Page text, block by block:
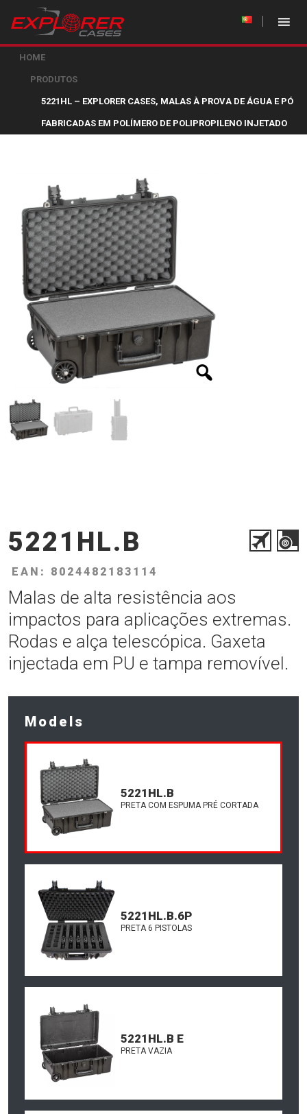
HOME
PRODUTOS
5221HL – EXPLORER CASES, MALAS À PROVA DE ÁGUA E PÓ
FABRICADAS EM POLÍMERO DE POLIPROPILENO INJETADO
5221HL.B
EAN: 8024482183114
Malas de alta resistência aos
impactos para aplicações extremas.
Rodas e alça telescópica. Gaxeta
injectada em PU e tampa removível.
Models
5221HL.B
PRETA COM ESPUMA PRÉ CORTADA
5221HL.B.6P
PRETA 6 PISTOLAS
5221HL.B E
PRETA VAZIA